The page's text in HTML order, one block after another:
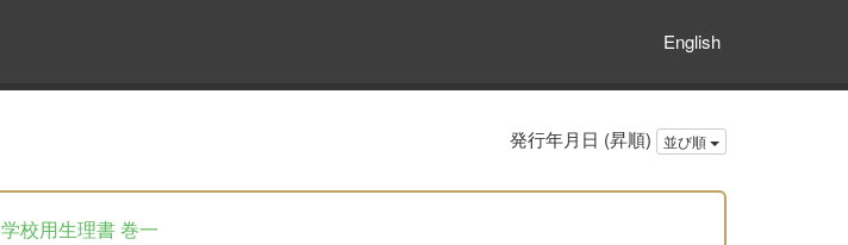
English
発行年月日 (昇順) 並び順
学校用生理書 巻一